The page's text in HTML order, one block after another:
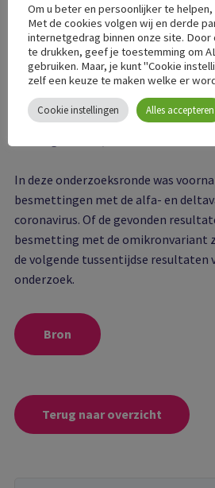
met andere luchtweginfecties en
populatie. Het feit dat de klachten
voorkomen bij mensen die geen
illustreert de uitdaging voor
praktijk om voor een patiënt te
klacht wordt veroorzaakt door Long
In deze onderzoeksronde was
besmettingen met de alfa- en
coronavirus. Of de gevonden
besmetting met de omikronvariant
de volgende tussentijdse resultaten
onderzoek.
Bron
Terug naar overzicht
Om u beter en persoonlijker te
Met de cookies volgen wij en derde
internetgedrag binnen onze site. Door
te drukken, geef je toestemming om
gebruiken. Maar, je kunt "Cookie
zelf een keuze te maken welke er
Cookie instellingen Alles accepteren